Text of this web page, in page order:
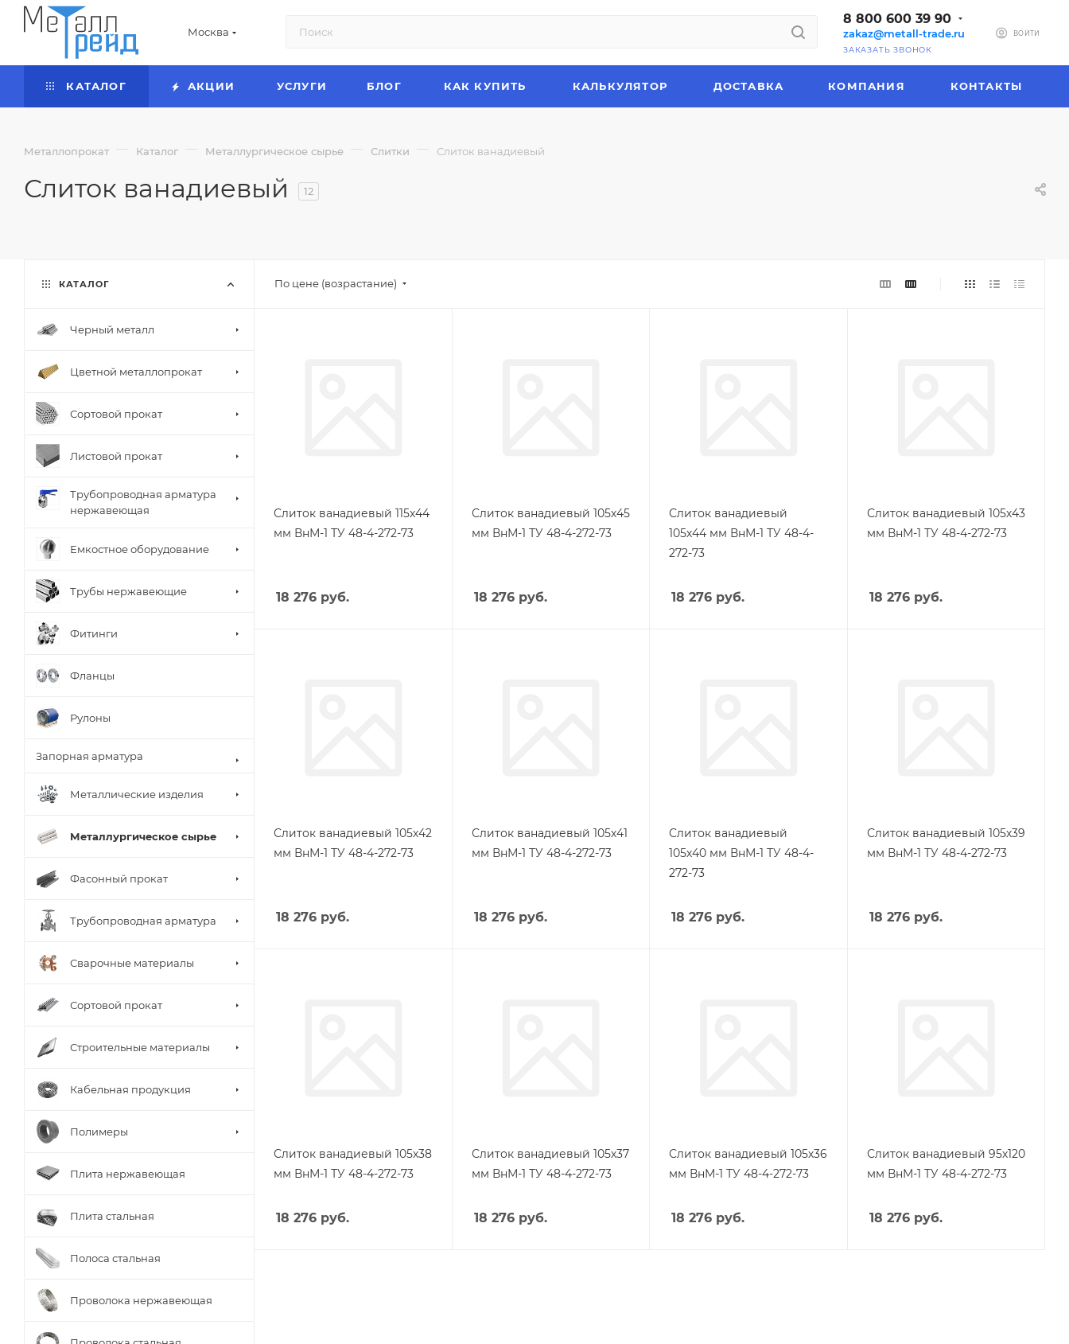
Москва
8 800 600 39 90
zakaz@metall-trade.ru
ЗАКАЗАТЬ ЗВОНОК
ВОЙТИ
КАТАЛОГ АКЦИИ УСЛУГИ БЛОГ КАК КУПИТЬ КАЛЬКУЛЯТОР ДОСТАВКА КОМПАНИЯ КОНТАКТЫ
Металлопрокат — Каталог — Металлургическое сырье — Слитки — Слиток ванадиевый
Слиток ванадиевый 12
По цене (возрастание)
Слиток ванадиевый 115х44
мм ВнМ-1 ТУ 48-4-272-73
18 276 руб.
Слиток ванадиевый 105х45
мм ВнМ-1 ТУ 48-4-272-73
18 276руб.
Слиток ванадиевый
105х44 мм ВнМ-1 ТУ 48-4-
272-73
18 276 руб.
Слиток ванадиевый 105х43
мм ВнМ-1 ТУ 48-4-272-73
18 276руб.
Слиток ванадиевый 105х42
мм ВнМ-1 ТУ 48-4-272-73
18 276 руб.
Слиток ванадиевый 105х41
мм ВнМ-1 ТУ 48-4-272-73
18 276руб.
Слиток ванадиевый
105х40 мм ВнМ-1 ТУ 48-4-
272-73
18 276 руб.
Слиток ванадиевый 105х39
мм ВнМ-1 ТУ 48-4-272-73
18 276руб.
Слиток ванадиевый 105х38
мм ВнМ-1 ТУ 48-4-272-73
18 276 руб.
Слиток ванадиевый 105х37
мм ВнМ-1 ТУ 48-4-272-73
18 276руб.
Слиток ванадиевый 105х36
мм ВнМ-1 ТУ 48-4-272-73
18 276 руб.
Слиток ванадиевый 95х120
мм ВнМ-1 ТУ 48-4-272-73
18 276руб.
КАТАЛОГ
Черный металл
Цветной металлопрокат
Сортовой прокат
Листовой прокат
Трубопроводная арматура
нержавеющая
Емкостное оборудование
Трубы нержавеющие
Фитинги
Фланцы
Рулоны
Запорная арматура
Металлические изделия
Металлургическое сырье
Фасонный прокат
Трубопроводная арматура
Сварочные материалы
Сортовой прокат
Строительные материалы
Кабельная продукция
Полимеры
Плита нержавеющая
Плита стальная
Полоса стальная
Проволока нержавеющая